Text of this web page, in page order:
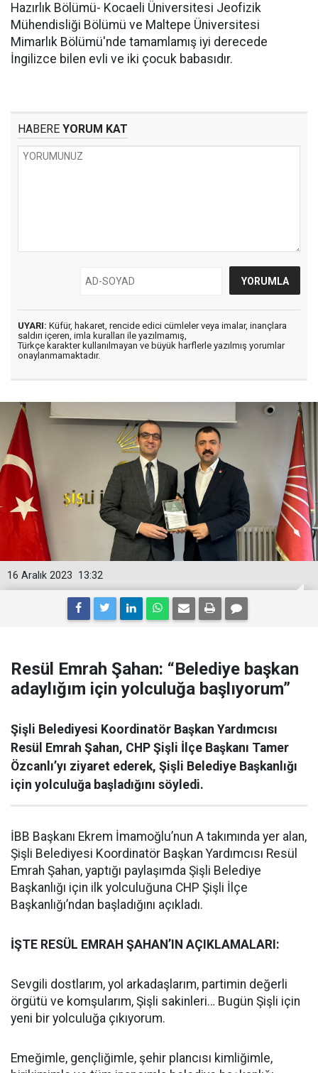
Hazırlık Bölümü- Kocaeli Üniversitesi Jeofizik
Mühendisliği Bölümü ve Maltepe Üniversitesi
Mimarlık Bölümü'nde tamamlamış iyi derecede
İngilizce bilen evli ve iki çocuk babasıdır.
HABERE YORUM KAT
UYARI: Küfür, hakaret, rencide edici cümleler veya imalar, inançlara
saldırı içeren, imla kuralları ile yazılmamış,
Türkçe karakter kullanılmayan ve büyük harflerle yazılmış yorumlar
onaylanmamaktadır.
13:32
16 Aralık 2023
Resül Emrah Şahan: “Belediye başkan
adaylığım için yolculuğa başlıyorum”
Şişli Belediyesi Koordinatör Başkan Yardımcısı
Resül Emrah Şahan, CHP Şişli İlçe Başkanı Tamer
Özcanlı’yı ziyaret ederek, Şişli Belediye Başkanlığı
için yolculuğa başladığını söyledi.
İBB Başkanı Ekrem İmamoğlu’nun A takımında yer alan,
Şişli Belediyesi Koordinatör Başkan Yardımcısı Resül
Emrah Şahan, yaptığı paylaşımda Şişli Belediye
Başkanlığı için ilk yolculuğuna CHP Şişli İlçe
Başkanlığı’ndan başladığını açıkladı.
İŞTE RESÜL EMRAH ŞAHAN’IN AÇIKLAMALARI:
Sevgili dostlarım, yol arkadaşlarım, partimin değerli
örgütü ve komşularım, Şişli sakinleri… Bugün Şişli için
yeni bir yolculuğa çıkıyorum.
Emeğimle, gençliğimle, şehir plancısı kimliğimle,